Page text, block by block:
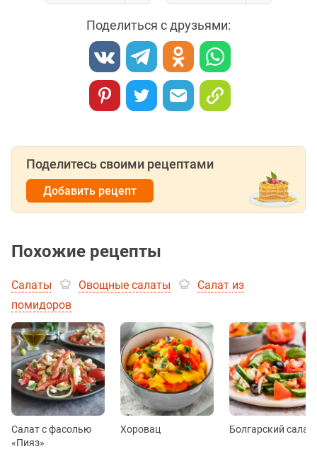
Поделиться с друзьями:
Поделитесь своими рецептами
Добавить рецепт
Похожие рецепты
Салаты Овощные салаты
Салат из
помидоров
Салат с фасолью
«Пияз»
Хоровац Болгарский салат